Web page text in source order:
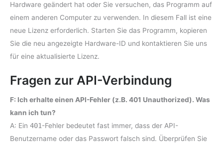
Hardware geändert hat oder Sie versuchen, das Programm auf
einem anderen Computer zu verwenden. In diesem Fall ist eine
neue Lizenz erforderlich. Starten Sie das Programm, kopieren
Sie die neu angezeigte Hardware-ID und kontaktieren Sie uns
für eine aktualisierte Lizenz.
Fragen zur API-Verbindung
F: Ich erhalte einen API-Fehler (z.B. 401 Unauthorized). Was
kann ich tun?
A: Ein401-Fehler bedeutet fast immer, dass der API-
Benutzername oder das Passwort falsch sind. Überprüfen Sie